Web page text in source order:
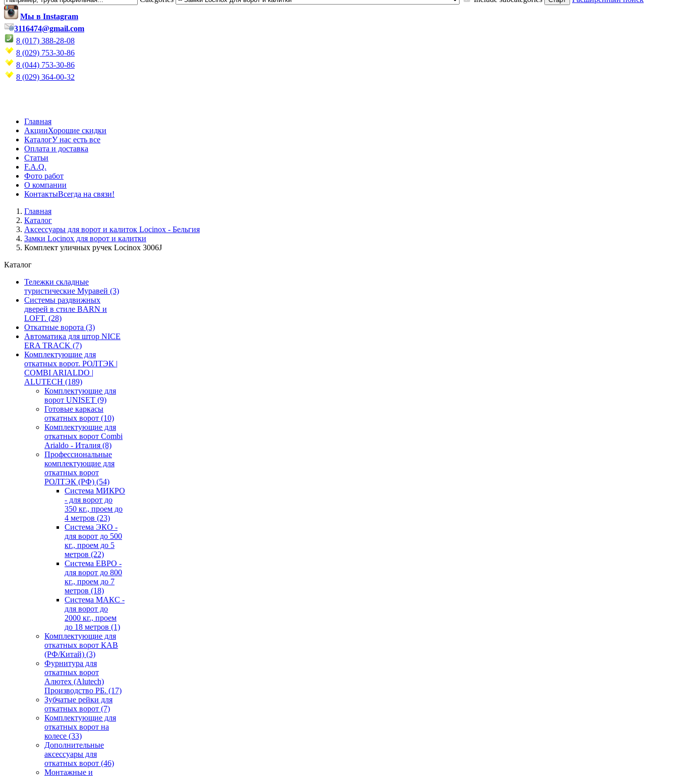
Мы в Instagram
3116474@gmail.com
8 (017) 388-28-08
8 (029) 753-30-86
8 (044) 753-30-86
8 (029) 364-00-32
Главная
АкцииХорошие скидки
КаталогУ нас есть все
Оплата и доставка
Статьи
F.A.Q.
Фото работ
О компании
КонтактыВсегда на связи!
Главная
Каталог
Аксессуары для ворот и калиток Locinox - Бельгия
Замки Locinox для ворот и калитки
Комплект уличных ручек Locinox 3006J
Каталог
Тележки складные
туристические Муравей (3)
Системы раздвижных
дверей в стиле BARN и
LOFT. (28)
Откатные ворота (3)
Автоматика для штор NICE
ERA TRACK (7)
Комплектующие для
откатных ворот. РОЛТЭК |
COMBI ARIALDO |
ALUTECH (189)
Комплектующие для
ворот UNISET (9)
Готовые каркасы
откатных ворот (10)
Комплектующие для
откатных ворот Combi
Arialdo - Италия (8)
Профессиональные
комплектующие для
откатных ворот
РОЛТЭК (РФ) (54)
Система МИКРО
- для ворот до
350 кг., проем до
4 метров (23)
Система ЭКО -
для ворот до 500
кг., проем до 5
метров (22)
Система ЕВРО -
для ворот до 800
кг., проем до 7
метров (18)
Система МАКС -
для ворот до
2000 кг., проем
до 18 метров (1)
Комплектующие для
откатных ворот КАВ
(РФ/Китай) (3)
Фурнитура для
откатных ворот
Алютех (Alutech)
Производство РБ. (17)
Зубчатые рейки для
откатных ворот (7)
Комплектующие для
откатных ворот на
колесе (33)
Дополнительные
аксессуары для
откатных ворот (46)
Монтажные и